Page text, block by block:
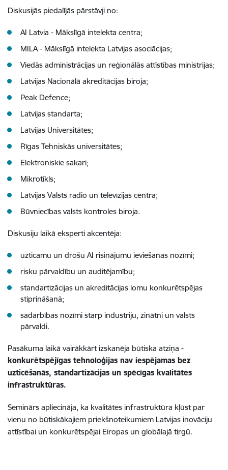
Diskusijās piedalījās pārstāvji no:
AI Latvia - Mākslīgā intelekta centra;
MILA - Mākslīgā intelekta Latvijas asociācijas;
Viedās administrācijas un reģionālās attīstības ministrijas;
Latvijas Nacionālā akreditācijas biroja;
Peak Defence;
Latvijas standarta;
Latvijas Universitātes;
Rīgas Tehniskās universitātes;
Elektroniskie sakari;
Mikrotīkls;
Latvijas Valsts radio un televīzijas centra;
Būvniecības valsts kontroles biroja.
Diskusiju laikā eksperti akcentēja:
uzticamu un drošu AI risinājumu ieviešanas nozīmi;
risku pārvaldību un auditējamību;
standartizācijas un akreditācijas lomu konkurētspējas
stiprināšanā;
sadarbības nozīmi starp industriju, zinātni un valsts
pārvaldi.
Pasākuma laikā vairākkārt izskanēja būtiska atziņa -
konkurētspējīgas tehnoloģijas nav iespējamas bez
uzticēšanās, standartizācijas un spēcīgas kvalitātes
infrastruktūras.
Seminārs apliecināja, ka kvalitātes infrastruktūra kļūst par
vienu no būtiskākajiem priekšnoteikumiem Latvijas inovāciju
attīstībai un konkurētspējai Eiropas un globālajā tirgū.